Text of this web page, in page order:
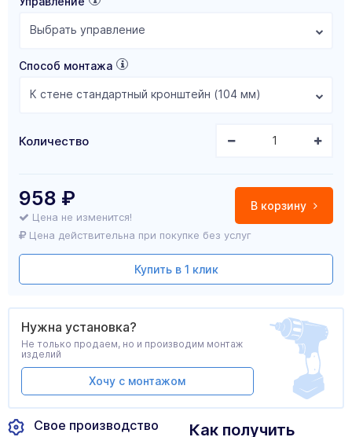
Выбрать управление
Способ монтажа
К стене стандартный кронштейн (104 мм)
Количество
В корзину
958 ₽
Цена не изменится!
Цена действительна при покупке без услуг
Купить в 1 клик
Свое производство
Как получить
Нужна установка?
Не только продаем, но и производим монтаж
изделий
Хочу с монтажом